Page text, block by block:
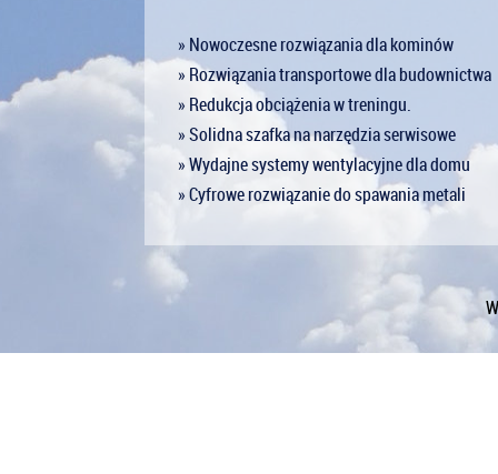
» Nowoczesne rozwiązania dla kominów
» Rozwiązania transportowe dla budownictwa
» Redukcja obciążenia w treningu.
» Solidna szafka na narzędzia serwisowe
» Wydajne systemy wentylacyjne dla domu
» Cyfrowe rozwiązanie do spawania metali